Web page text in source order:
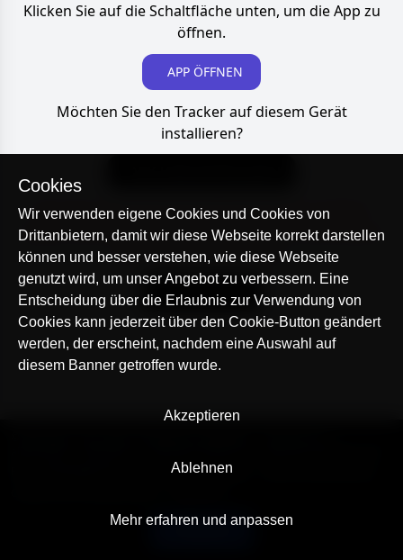
Klicken Sie auf die Schaltfläche unten, um die App zu
öffnen.
APP ÖFFNEN
Möchten Sie den Tracker auf diesem Gerät
installieren?
Nachdem Sie die App auf diesem Gerät installiert
haben, kehren Sie zu dieser Seite zurück und klicken
Sie oben auf 'App öffnen'.
ANLEITUNG
Nutzungsbedingungen
Deutsch
Cookies
Wir verwenden eigene Cookies und Cookies von
Drittanbietern, damit wir diese Webseite korrekt darstellen
können und besser verstehen, wie diese Webseite
genutzt wird, um unser Angebot zu verbessern. Eine
Entscheidung über die Erlaubnis zur Verwendung von
Cookies kann jederzeit über den Cookie-Button geändert
werden, der erscheint, nachdem eine Auswahl auf
diesem Banner getroffen wurde.
Akzeptieren
Ablehnen
Mehr erfahren und anpassen